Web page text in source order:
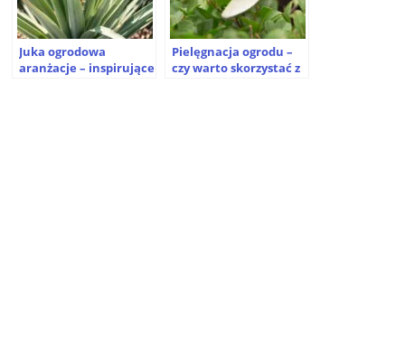
Juka ogrodowa
aranżacje – inspirujące
Pielęgnacja ogrodu –
czy warto skorzystać z